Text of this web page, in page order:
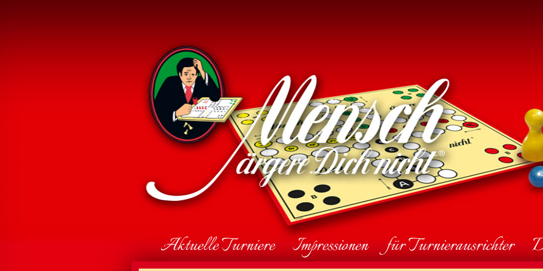
Aktuelle Turniere Impressionen für Turnierausrichter